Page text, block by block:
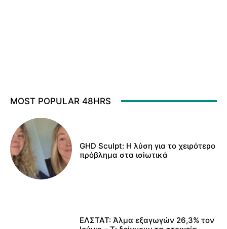
MOST POPULAR 48HRS
GHD Sculpt: Η λύση για το χειρότερο
πρόβλημα στα ισiωτικά
ΕΛΣΤΑΤ: Άλμα εξαγωγών 26,3% τον